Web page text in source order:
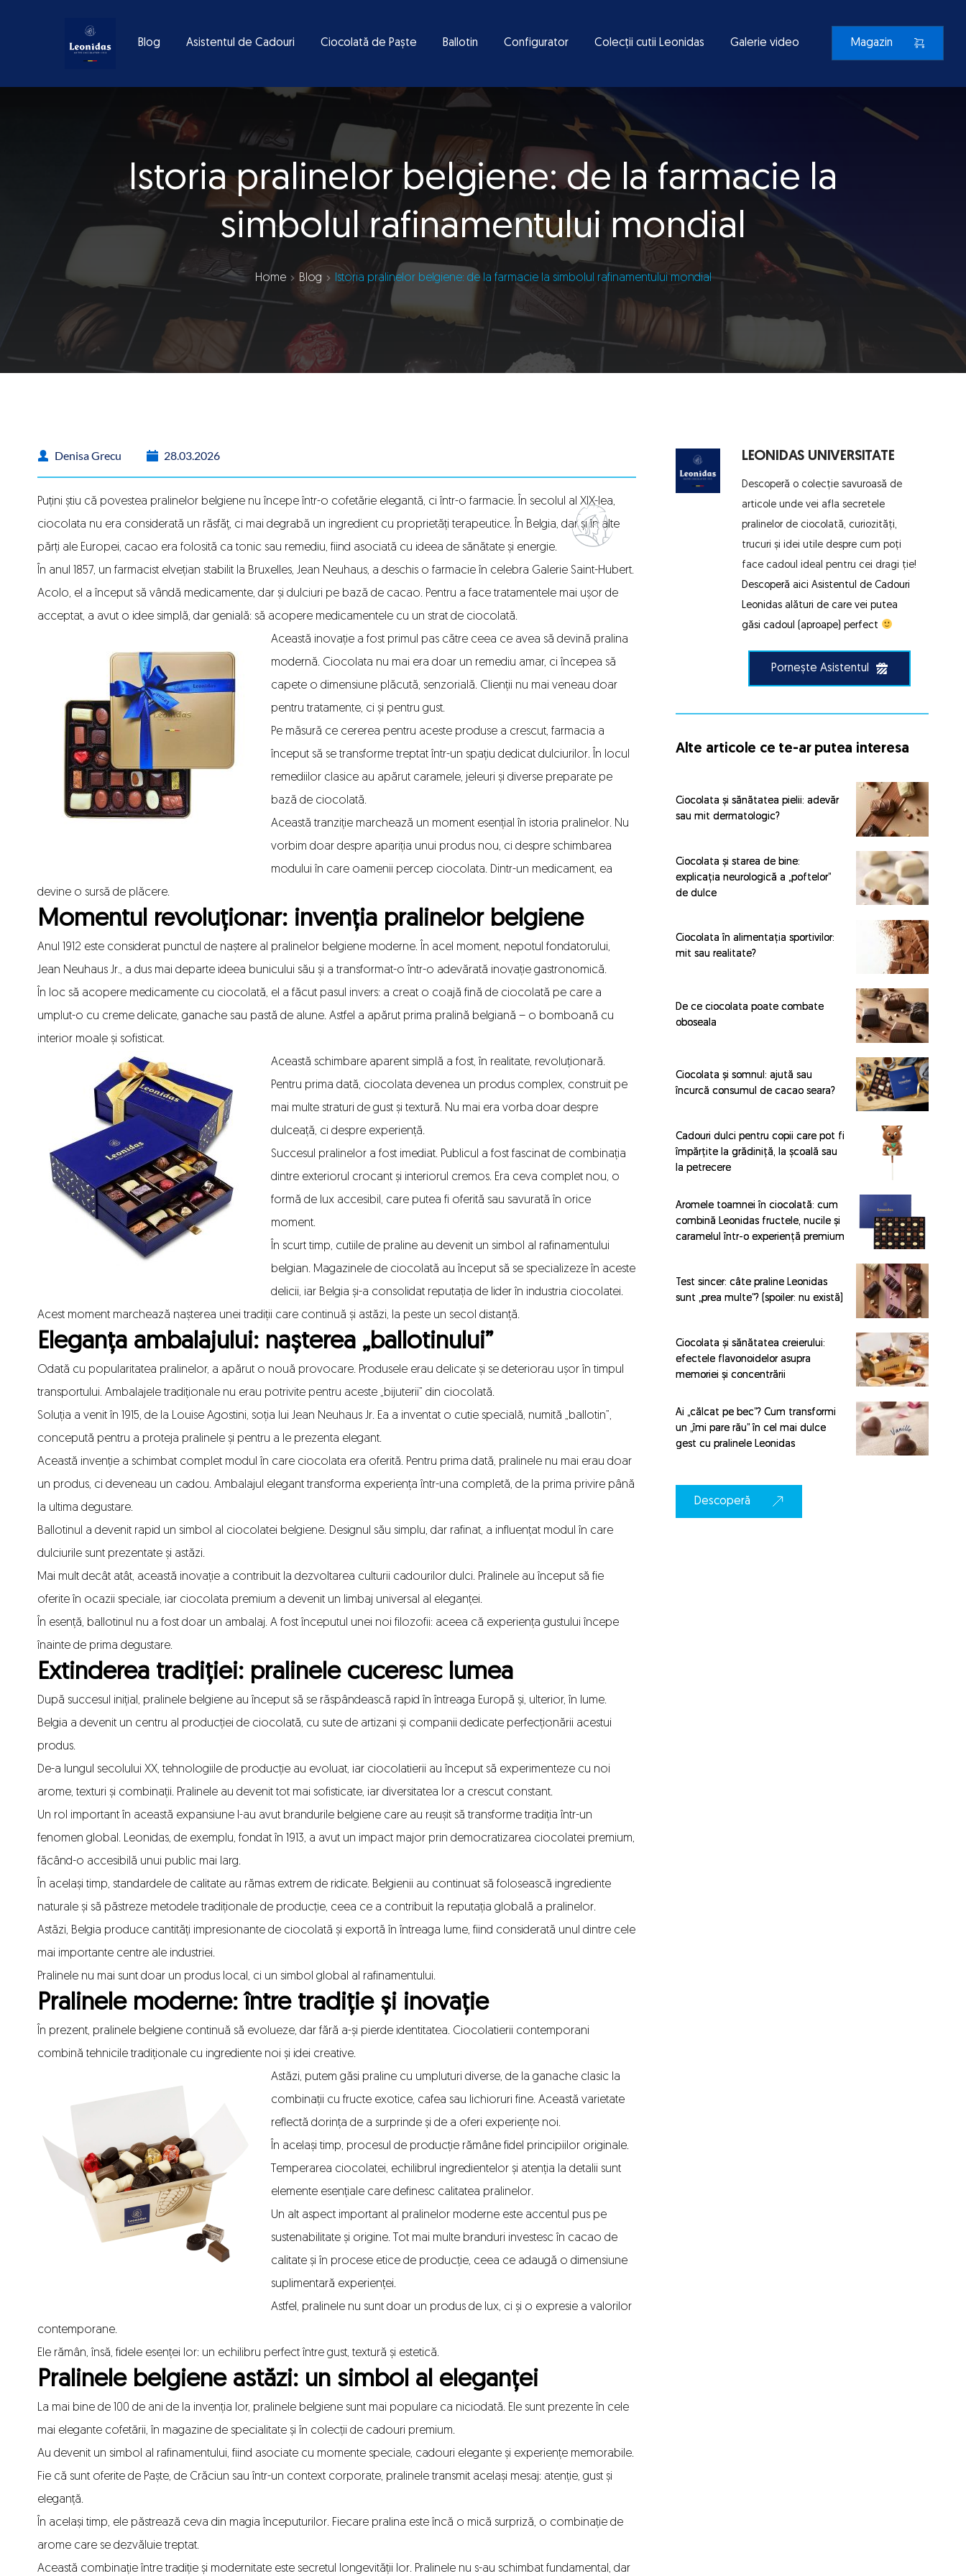
Blog Asistentul de Cadouri Ciocolată de Paște Ballotin Configurator Colecții cutii Leonidas Galerie video Magazin
Istoria pralinelor belgiene: de la farmacie la
simbolul rafinamentului mondial
Home Blog Istoria pralinelor belgiene: de la farmacie la simbolul rafinamentului mondial
Denisa Grecu 28.03.2026
Puțini știu că povestea pralinelor belgiene nu începe într-o cofetărie elegantă, ci într-o farmacie. În secolul al XIX-lea,
ciocolata nu era considerată un răsfăț, ci mai degrabă un ingredient cu proprietăți terapeutice. În Belgia, dar și în alte
părți ale Europei, cacao era folosită ca tonic sau remediu, fiind asociată cu ideea de sănătate și energie.
În anul 1857, un farmacist elvețian stabilit la Bruxelles, Jean Neuhaus, a deschis o farmacie în celebra Galerie Saint-Hubert.
Acolo, el a început să vândă medicamente, dar și dulciuri pe bază de cacao. Pentru a face tratamentele mai ușor de
acceptat, a avut o idee simplă, dar genială: să acopere medicamentele cu un strat de ciocolată.
Această inovație a fost primul pas către ceea ce avea să devină pralina
modernă. Ciocolata nu mai era doar un remediu amar, ci începea să
capete o dimensiune plăcută, senzorială. Clienții nu mai veneau doar
pentru tratamente, ci și pentru gust.
Pe măsură ce cererea pentru aceste produse a crescut, farmacia a
început să se transforme treptat într-un spațiu dedicat dulciurilor. În locul
remediilor clasice au apărut caramele, jeleuri și diverse preparate pe
bază de ciocolată.
Această tranziție marchează un moment esențial în istoria pralinelor. Nu
vorbim doar despre apariția unui produs nou, ci despre schimbarea
modului în care oamenii percep ciocolata. Dintr-un medicament, ea
devine o sursă de plăcere.
Momentul revoluționar: invenția pralinelor belgiene
Anul 1912 este considerat punctul de naștere al pralinelor belgiene moderne. În acel moment, nepotul fondatorului,
Jean Neuhaus Jr., a dus mai departe ideea bunicului său și a transformat-o într-o adevărată inovație gastronomică.
În loc să acopere medicamente cu ciocolată, el a făcut pasul invers: a creat o coajă fină de ciocolată pe care a
umplut-o cu creme delicate, ganache sau pastă de alune. Astfel a apărut prima pralină belgiană – o bomboană cu
interior moale și sofisticat.
Această schimbare aparent simplă a fost, în realitate, revoluționară.
Pentru prima dată, ciocolata devenea un produs complex, construit pe
mai multe straturi de gust și textură. Nu mai era vorba doar despre
dulceață, ci despre experiență.
Succesul pralinelor a fost imediat. Publicul a fost fascinat de combinația
dintre exteriorul crocant și interiorul cremos. Era ceva complet nou, o
formă de lux accesibil, care putea fi oferită sau savurată în orice
moment.
În scurt timp, cutiile de praline au devenit un simbol al rafinamentului
belgian. Magazinele de ciocolată au început să se specializeze în aceste
delicii, iar Belgia și-a consolidat reputația de lider în industria ciocolatei.
Acest moment marchează nașterea unei tradiții care continuă și astăzi, la peste un secol distanță.
Eleganța ambalajului: nașterea „ballotinului”
Odată cu popularitatea pralinelor, a apărut o nouă provocare. Produsele erau delicate și se deteriorau ușor în timpul
transportului. Ambalajele tradiționale nu erau potrivite pentru aceste „bijuterii” din ciocolată.
Soluția a venit în 1915, de la Louise Agostini, soția lui Jean Neuhaus Jr. Ea a inventat o cutie specială, numită „ballotin”,
concepută pentru a proteja pralinele și pentru a le prezenta elegant.
Această invenție a schimbat complet modul în care ciocolata era oferită. Pentru prima dată, pralinele nu mai erau doar
un produs, ci deveneau un cadou. Ambalajul elegant transforma experiența într-una completă, de la prima privire până
la ultima degustare.
Ballotinul a devenit rapid un simbol al ciocolatei belgiene. Designul său simplu, dar rafinat, a influențat modul în care
dulciurile sunt prezentate și astăzi.
Mai mult decât atât, această inovație a contribuit la dezvoltarea culturii cadourilor dulci. Pralinele au început să fie
oferite în ocazii speciale, iar ciocolata premium a devenit un limbaj universal al eleganței.
În esență, ballotinul nu a fost doar un ambalaj. A fost începutul unei noi filozofii: aceea că experiența gustului începe
înainte de prima degustare.
Extinderea tradiției: pralinele cuceresc lumea
După succesul inițial, pralinele belgiene au început să se răspândească rapid în întreaga Europă și, ulterior, în lume.
Belgia a devenit un centru al producției de ciocolată, cu sute de artizani și companii dedicate perfecționării acestui
produs.
De-a lungul secolului XX, tehnologiile de producție au evoluat, iar ciocolatierii au început să experimenteze cu noi
arome, texturi și combinații. Pralinele au devenit tot mai sofisticate, iar diversitatea lor a crescut constant.
Un rol important în această expansiune l-au avut brandurile belgiene care au reușit să transforme tradiția într-un
fenomen global. Leonidas, de exemplu, fondat în 1913, a avut un impact major prin democratizarea ciocolatei premium,
făcând-o accesibilă unui public mai larg.
În același timp, standardele de calitate au rămas extrem de ridicate. Belgienii au continuat să folosească ingrediente
naturale și să păstreze metodele tradiționale de producție, ceea ce a contribuit la reputația globală a pralinelor.
Astăzi, Belgia produce cantități impresionante de ciocolată și exportă în întreaga lume, fiind considerată unul dintre cele
mai importante centre ale industriei.
Pralinele nu mai sunt doar un produs local, ci un simbol global al rafinamentului.
Pralinele moderne: între tradiție și inovație
În prezent, pralinele belgiene continuă să evolueze, dar fără a-și pierde identitatea. Ciocolatierii contemporani
combină tehnicile tradiționale cu ingrediente noi și idei creative.
Astăzi, putem găsi praline cu umpluturi diverse, de la ganache clasic la
combinații cu fructe exotice, cafea sau lichioruri fine. Această varietate
reflectă dorința de a surprinde și de a oferi experiențe noi.
În același timp, procesul de producție rămâne fidel principiilor originale.
Temperarea ciocolatei, echilibrul ingredientelor și atenția la detalii sunt
elemente esențiale care definesc calitatea pralinelor.
Un alt aspect important al pralinelor moderne este accentul pus pe
sustenabilitate și origine. Tot mai multe branduri investesc în cacao de
calitate și în procese etice de producție, ceea ce adaugă o dimensiune
suplimentară experienței.
Astfel, pralinele nu sunt doar un produs de lux, ci și o expresie a valorilor
contemporane.
Ele rămân, însă, fidele esenței lor: un echilibru perfect între gust, textură și estetică.
Pralinele belgiene astăzi: un simbol al eleganței
La mai bine de 100 de ani de la invenția lor, pralinele belgiene sunt mai populare ca niciodată. Ele sunt prezente în cele
mai elegante cofetării, în magazine de specialitate și în colecții de cadouri premium.
Au devenit un simbol al rafinamentului, fiind asociate cu momente speciale, cadouri elegante și experiențe memorabile.
Fie că sunt oferite de Paște, de Crăciun sau într-un context corporate, pralinele transmit același mesaj: atenție, gust și
eleganță.
În același timp, ele păstrează ceva din magia începuturilor. Fiecare pralina este încă o mică surpriză, o combinație de
arome care se dezvăluie treptat.
Această combinație între tradiție și modernitate este secretul longevității lor. Pralinele nu s-au schimbat fundamental, dar
LEONIDAS UNIVERSITATE
Descoperă o colecție savuroasă de
articole unde vei afla secretele
pralinelor de ciocolată, curiozități,
trucuri și idei utile despre cum poți
face cadoul ideal pentru cei dragi ție!
Descoperă aici Asistentul de Cadouri
Leonidas alături de care vei putea
găsi cadoul (aproape) perfect
Pornește Asistentul
Alte articole ce te-ar putea interesa
Ciocolata și sănătatea pielii: adevăr
sau mit dermatologic?
Ciocolata și starea de bine:
explicația neurologică a „poftelor”
de dulce
Ciocolata în alimentația sportivilor:
mit sau realitate?
De ce ciocolata poate combate
oboseala
Ciocolata și somnul: ajută sau
încurcă consumul de cacao seara?
Cadouri dulci pentru copii care pot fi
împărțite la grădiniță, la școală sau
la petrecere
Aromele toamnei în ciocolată: cum
combină Leonidas fructele, nucile și
caramelul într-o experiență premium
Test sincer: câte praline Leonidas
sunt „prea multe”? (spoiler: nu există)
Ciocolata și sănătatea creierului:
efectele flavonoidelor asupra
memoriei și concentrării
Ai „călcat pe bec”? Cum transformi
un „îmi pare rău” în cel mai dulce
gest cu pralinele Leonidas
Descoperă